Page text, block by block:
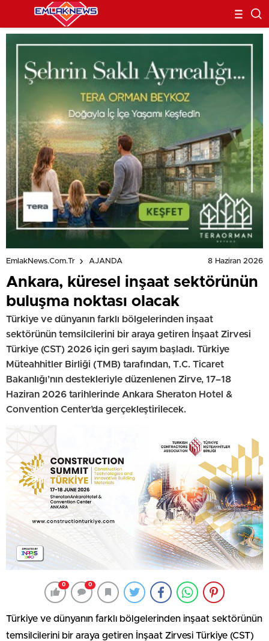
EmlakNews.com.tr AJANDA 8 Haziran 2026
Ankara, küresel inşaat sektörünün
buluşma noktası olacak
Türkiye ve dünyanın farklı bölgelerinden inşaat
sektörünün temsilcilerini bir araya getiren İnşaat Zirvesi
Türkiye (CST) 2026 için geri sayım başladı. Türkiye
Müteahhitler Birliği (TMB) tarafından, T.C. Ticaret
Bakanlığı’nın destekleriyle düzenlenen Zirve, 17–18
Haziran 2026 tarihlerinde Ankara Sheraton Hotel &
Convention Center’da gerçekleştirilecek.
0 0
Türkiye ve dünyanın farklı bölgelerinden inşaat sektörünün
temsilcilerini bir araya getiren İnşaat Zirvesi Türkiye (CST)